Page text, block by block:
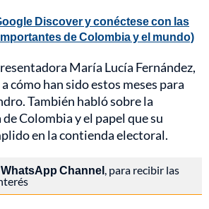
Discover y conéctese con las
de Colombia y el mundo)
María Lucía Fernández,
cómo han sido estos meses para
También habló sobre la
Colombia y el papel que su
en la contienda electoral.
WhatsApp Channel, para recibir las